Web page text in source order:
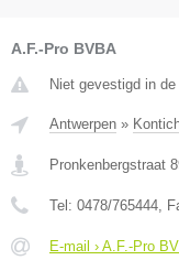
A.F.-Pro BVBA
Niet gevestigd in
Antwerpen »
Pronkenbergstraat
Tel: 0478/765444,
E-mail › A.F.-Pro